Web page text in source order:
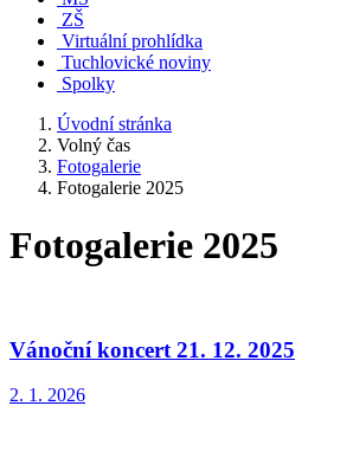
ZŠ
Virtuální prohlídka
Tuchlovické noviny
Spolky
Úvodní stránka
Volný čas
Fotogalerie
Fotogalerie 2025
Fotogalerie 2025
Vánoční koncert 21. 12. 2025
2. 1. 2026